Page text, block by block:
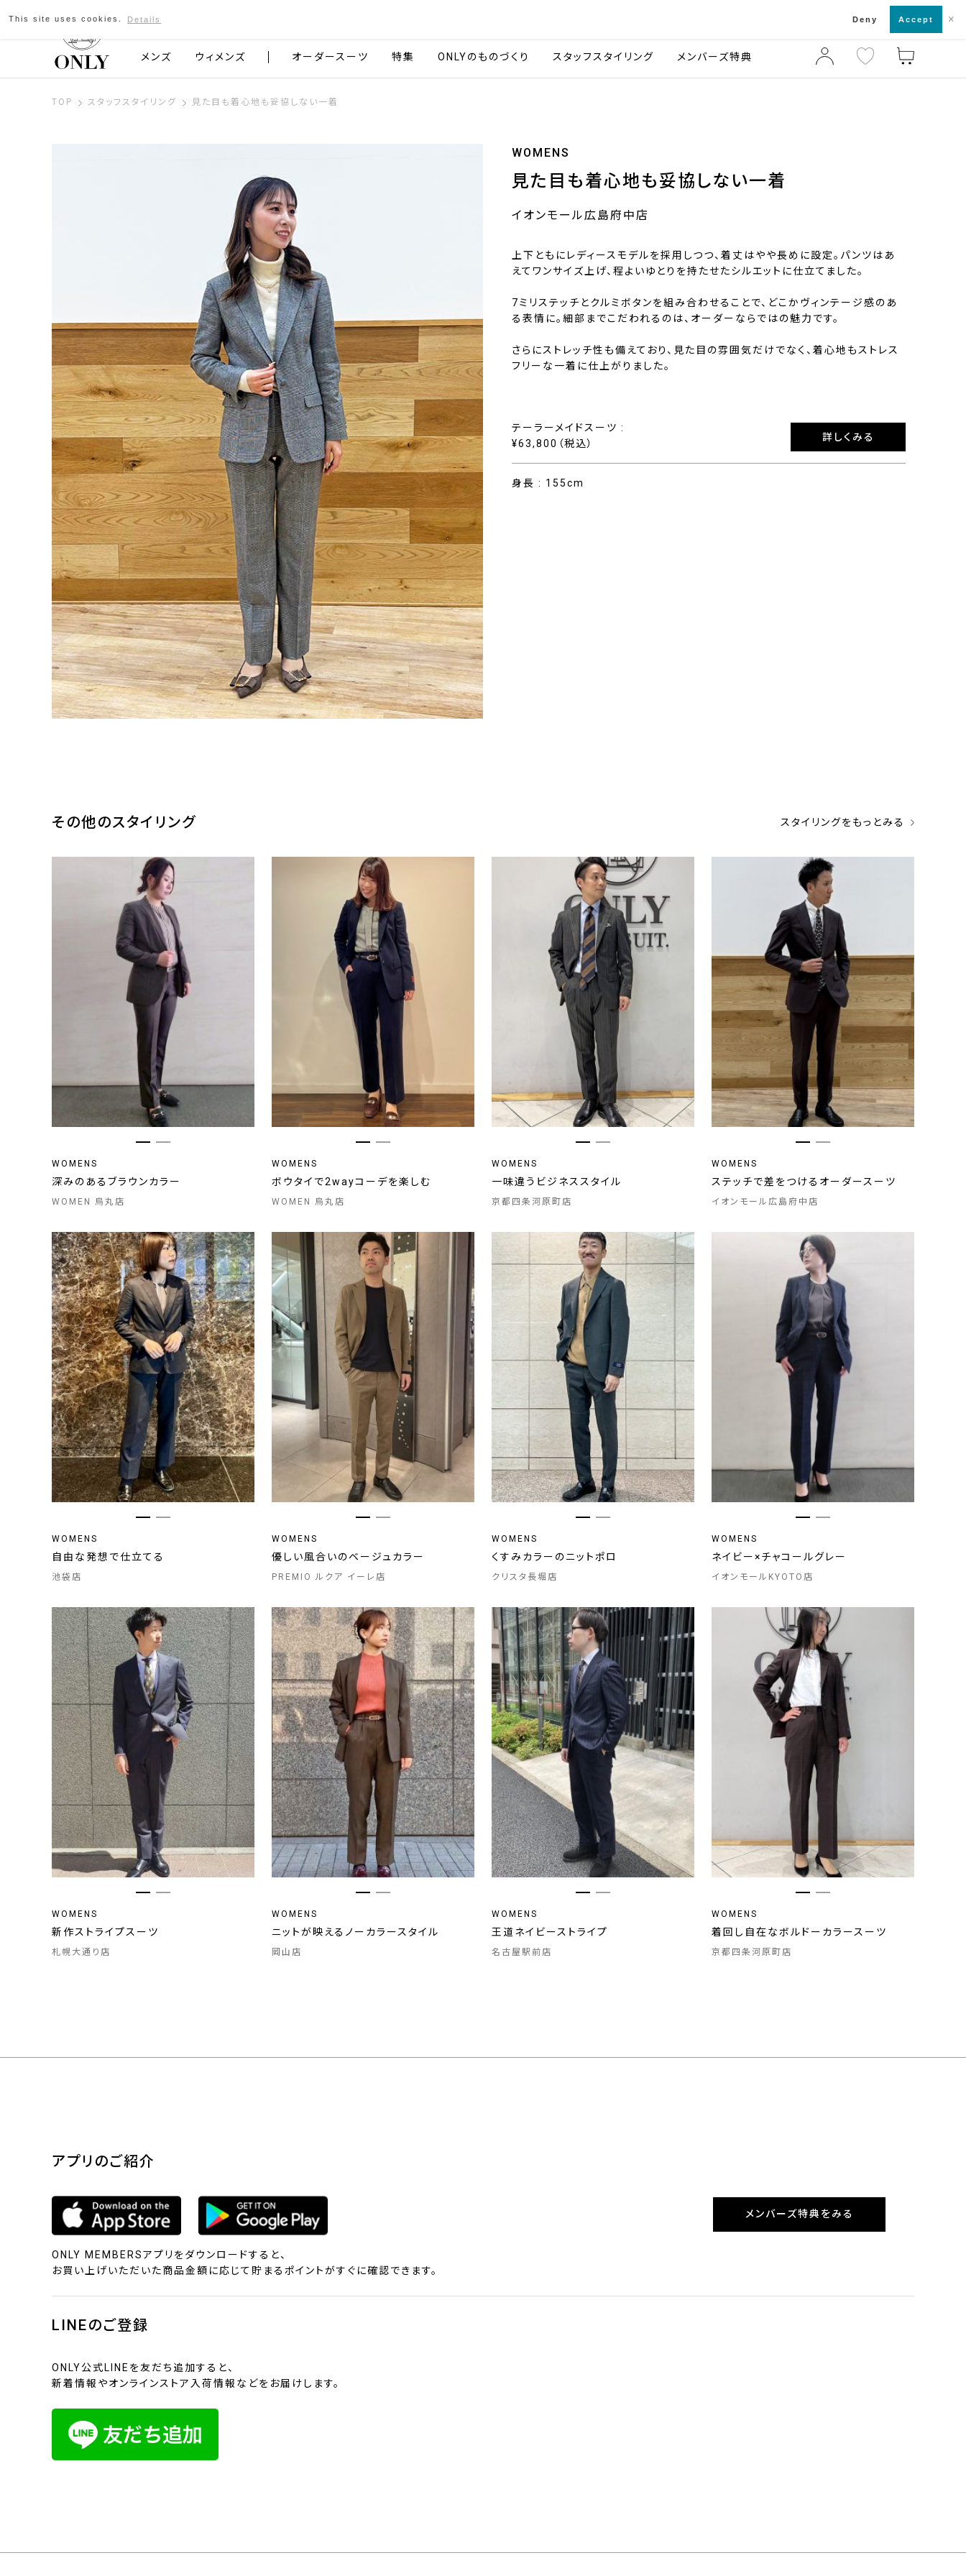
京都発のスーツブランド ONLY 店舗一覧・来店予約
メンズ ウィメンズ オーダースーツ 特集 ONLYのものづくり スタッフスタイリング メンバーズ特典
TOP スタッフスタイリング 見た目も着心地も妥協しない一着
WOMENS
見た目も着心地も妥協しない一着
イオンモール広島府中店
上下ともにレディースモデルを採用しつつ、着丈はやや長めに設定。パンツはあ
えてワンサイズ上げ、程よいゆとりを持たせたシルエットに仕立てました。
7ミリステッチとクルミボタンを組み合わせることで、どこかヴィンテージ感のあ
る表情に。細部までこだわれるのは、オーダーならではの魅力です。
さらにストレッチ性も備えており、見た目の雰囲気だけでなく、着心地もストレス
フリーな一着に仕上がりました。
テーラーメイドスーツ :
¥63,800（税込）
詳しくみる
身長 : 155cm
その他のスタイリング スタイリングをもっとみる
WOMENS
深みのあるブラウンカラー
WOMEN 烏丸店
WOMENS
ボウタイで2wayコーデを楽しむ
WOMEN 烏丸店
WOMENS
一味違うビジネススタイル
京都四条河原町店
WOMENS
ステッチで差をつけるオーダースーツ
イオンモール広島府中店
WOMENS
自由な発想で仕立てる
池袋店
WOMENS
優しい風合いのベージュカラー
PREMIO ルクア イーレ店
WOMENS
くすみカラーのニットポロ
クリスタ長堀店
WOMENS
ネイビー×チャコールグレー
イオンモールKYOTO店
WOMENS
新作ストライプスーツ
札幌大通り店
WOMENS
ニットが映えるノーカラースタイル
岡山店
WOMENS
王道ネイビーストライプ
名古屋駅前店
WOMENS
着回し自在なボルドーカラースーツ
京都四条河原町店
アプリのご紹介
ONLY MEMBERSアプリをダウンロードすると、
お買い上げいただいた商品金額に応じて貯まるポイントがすぐに確認できます。
メンバーズ特典をみる
LINEのご登録
ONLY公式LINEを友だち追加すると、
新着情報やオンラインストア入荷情報などをお届けします。
This site uses cookies. Details Deny Accept ×